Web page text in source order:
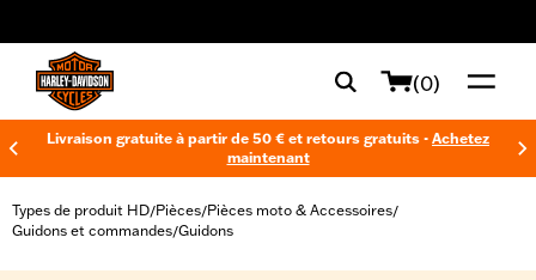
(0)
Livraison gratuite à partir de 50 € et retours gratuits - Achetez
maintenant
Types de produit HD/Pièces/Pièces moto & Accessoires/
Guidons et commandes/Guidons